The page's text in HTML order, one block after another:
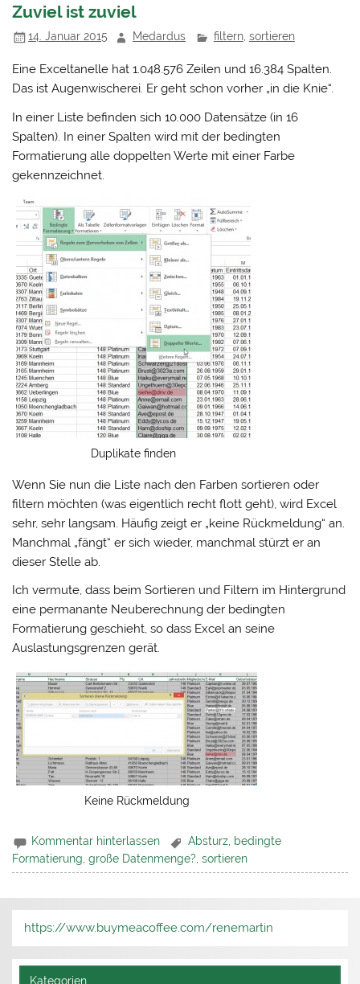
Zuviel ist zuviel
14. Januar 2015 Medardus filtern, sortieren
Eine Exceltanelle hat 1.048.576 Zeilen und 16.384 Spalten.
Das ist Augenwischerei. Er geht schon vorher „in die Knie“.
In einer Liste befinden sich 10.000 Datensätze (in 16
Spalten). In einer Spalten wird mit der bedingten
Formatierung alle doppelten Werte mit einer Farbe
gekennzeichnet.
Duplikate finden
Wenn Sie nun die Liste nach den Farben sortieren oder
filtern möchten (was eigentlich recht flott geht), wird Excel
sehr, sehr langsam. Häufig zeigt er „keine Rückmeldung“ an.
Manchmal „fängt“ er sich wieder, manchmal stürzt er an
dieser Stelle ab.
Ich vermute, dass beim Sortieren und Filtern im Hintergrund
eine permanante Neuberechnung der bedingten
Formatierung geschieht, so dass Excel an seine
Auslastungsgrenzen gerät.
Keine Rückmeldung
Kommentar hinterlassen Absturz, bedingte
Formatierung ,große Datenmenge? ,sortieren
https://www.buymeacoffee.com/renemartin
Kategorien